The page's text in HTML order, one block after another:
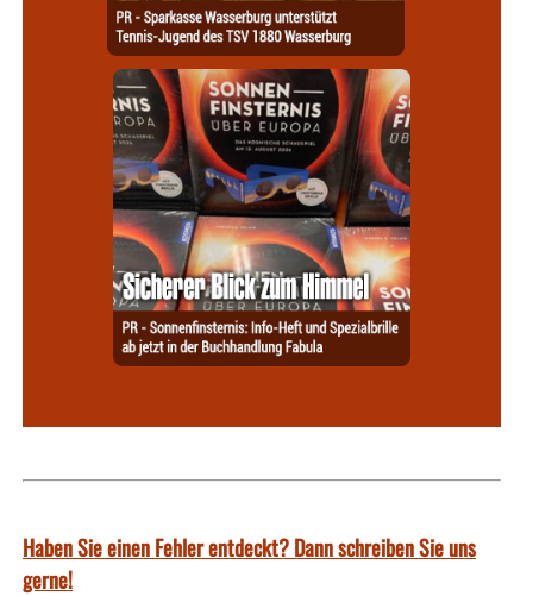
Haben Sie einen Fehler entdeckt? Dann schreiben Sie uns
gerne!